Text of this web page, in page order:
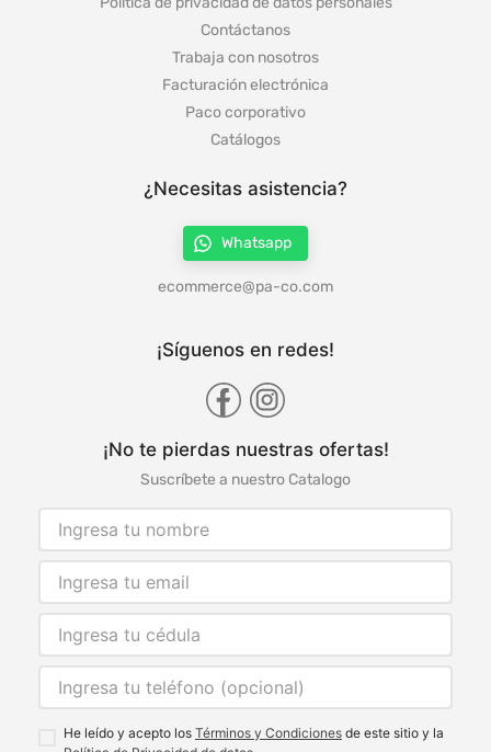
Contáctanos
Trabaja con nosotros
Facturación electrónica
Paco corporativo
Catálogos
¿Necesitas asistencia?
Whatsapp
ecommerce@pa-co.com
¡Síguenos en redes!
¡No te pierdas nuestras ofertas!
Suscríbete a nuestro Catalogo
He leído y acepto los Términos y Condiciones de este sitio y la